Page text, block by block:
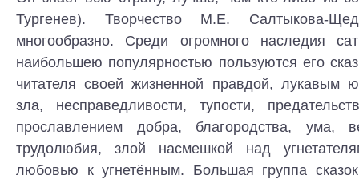
Тургенев). Творчество М.Е. Салтыкова-
многообразно. Среди огромного наследия
наибольшею популярностью пользуются его
читателя своей жизненной правдой, лукавым
зла, несправедливости, тупости,
прославлением добра, благородства, ума,
трудолюбия, злой насмешкой над
любовью к угнетённым. Большая группа